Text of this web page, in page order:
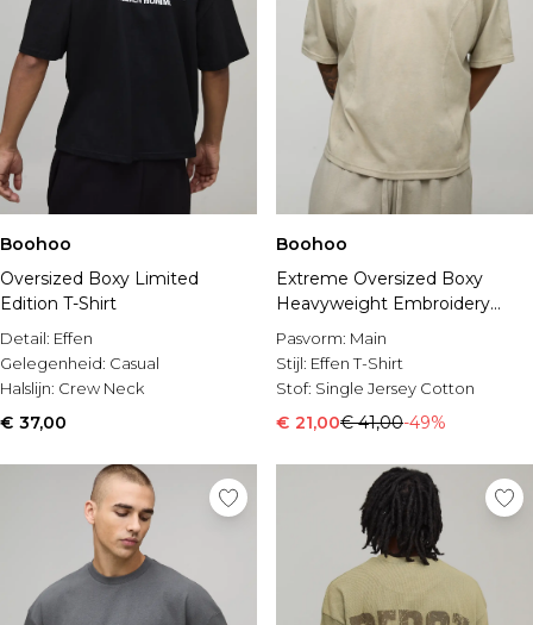
Boohoo
Oversized Boxy Limited
Edition T-Shirt
Detail: Effen
Gelegenheid: Casual
Halslijn: Crew Neck
€ 37,00
Boohoo
Extreme Oversized Boxy
Heavyweight Embroidery
Detail T-Shirt
Pasvorm: Main
Stijl: Effen T-Shirt
Stof: Single Jersey Cotton
€ 21,00€ 41,00-49%